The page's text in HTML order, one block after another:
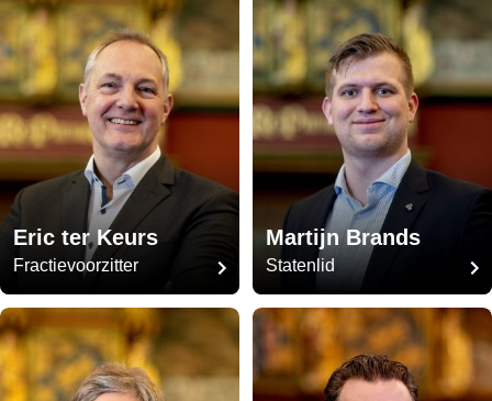
Eric ter Keurs
Fractievoorzitter
Martijn Brands
Statenlid